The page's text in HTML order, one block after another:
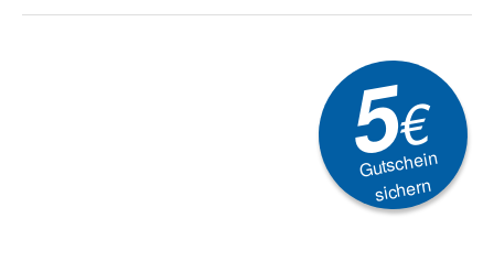
5€
Gutschein
sichern